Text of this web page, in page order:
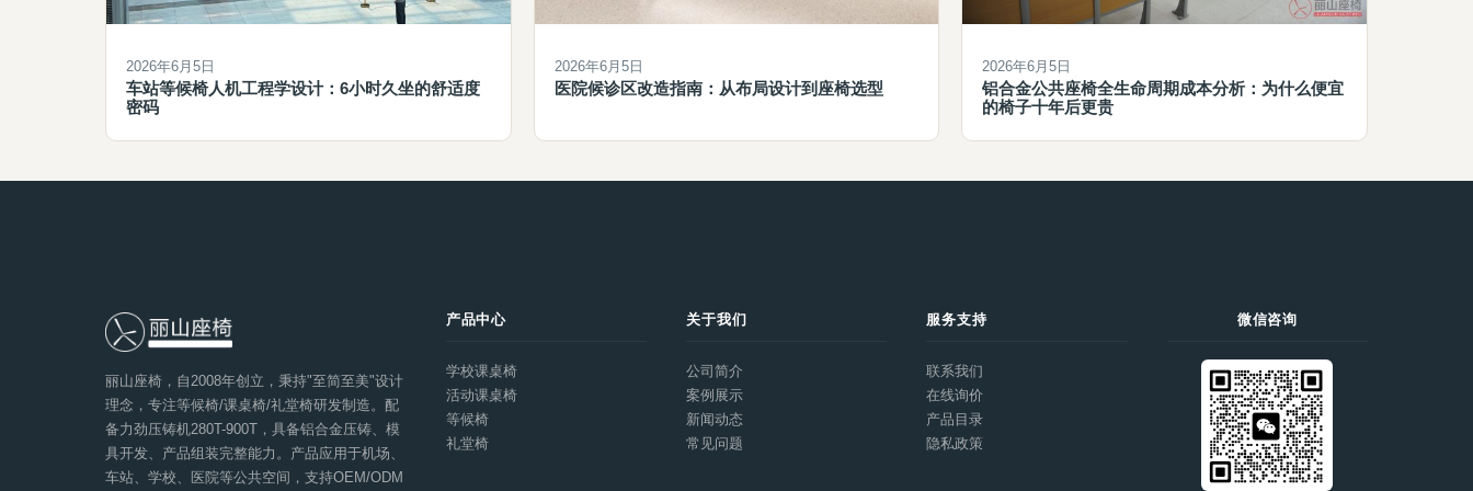
2026年6月5日
车站等候椅人机工程学设计：6小时久坐的舒适度
密码
2026年6月5日
医院候诊区改造指南：从布局设计到座椅选型
2026年6月5日
铝合金公共座椅全生命周期成本分析：为什么便宜
的椅子十年后更贵
丽山座椅，自2008年创立，秉持"至简至美"设计
理念，专注等候椅/课桌椅/礼堂椅研发制造。配
备力劲压铸机280T-900T，具备铝合金压铸、模
具开发、产品组装完整能力。产品应用于机场、
车站、学校、医院等公共空间，支持OEM/ODM
产品中心
学校课桌椅
活动课桌椅
等候椅
礼堂椅
关于我们
公司简介
案例展示
新闻动态
常见问题
服务支持
联系我们
在线询价
产品目录
隐私政策
微信咨询